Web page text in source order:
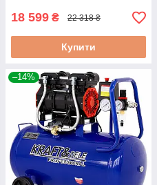
18 599 ₴ 22 318 ₴
Купити
–14%